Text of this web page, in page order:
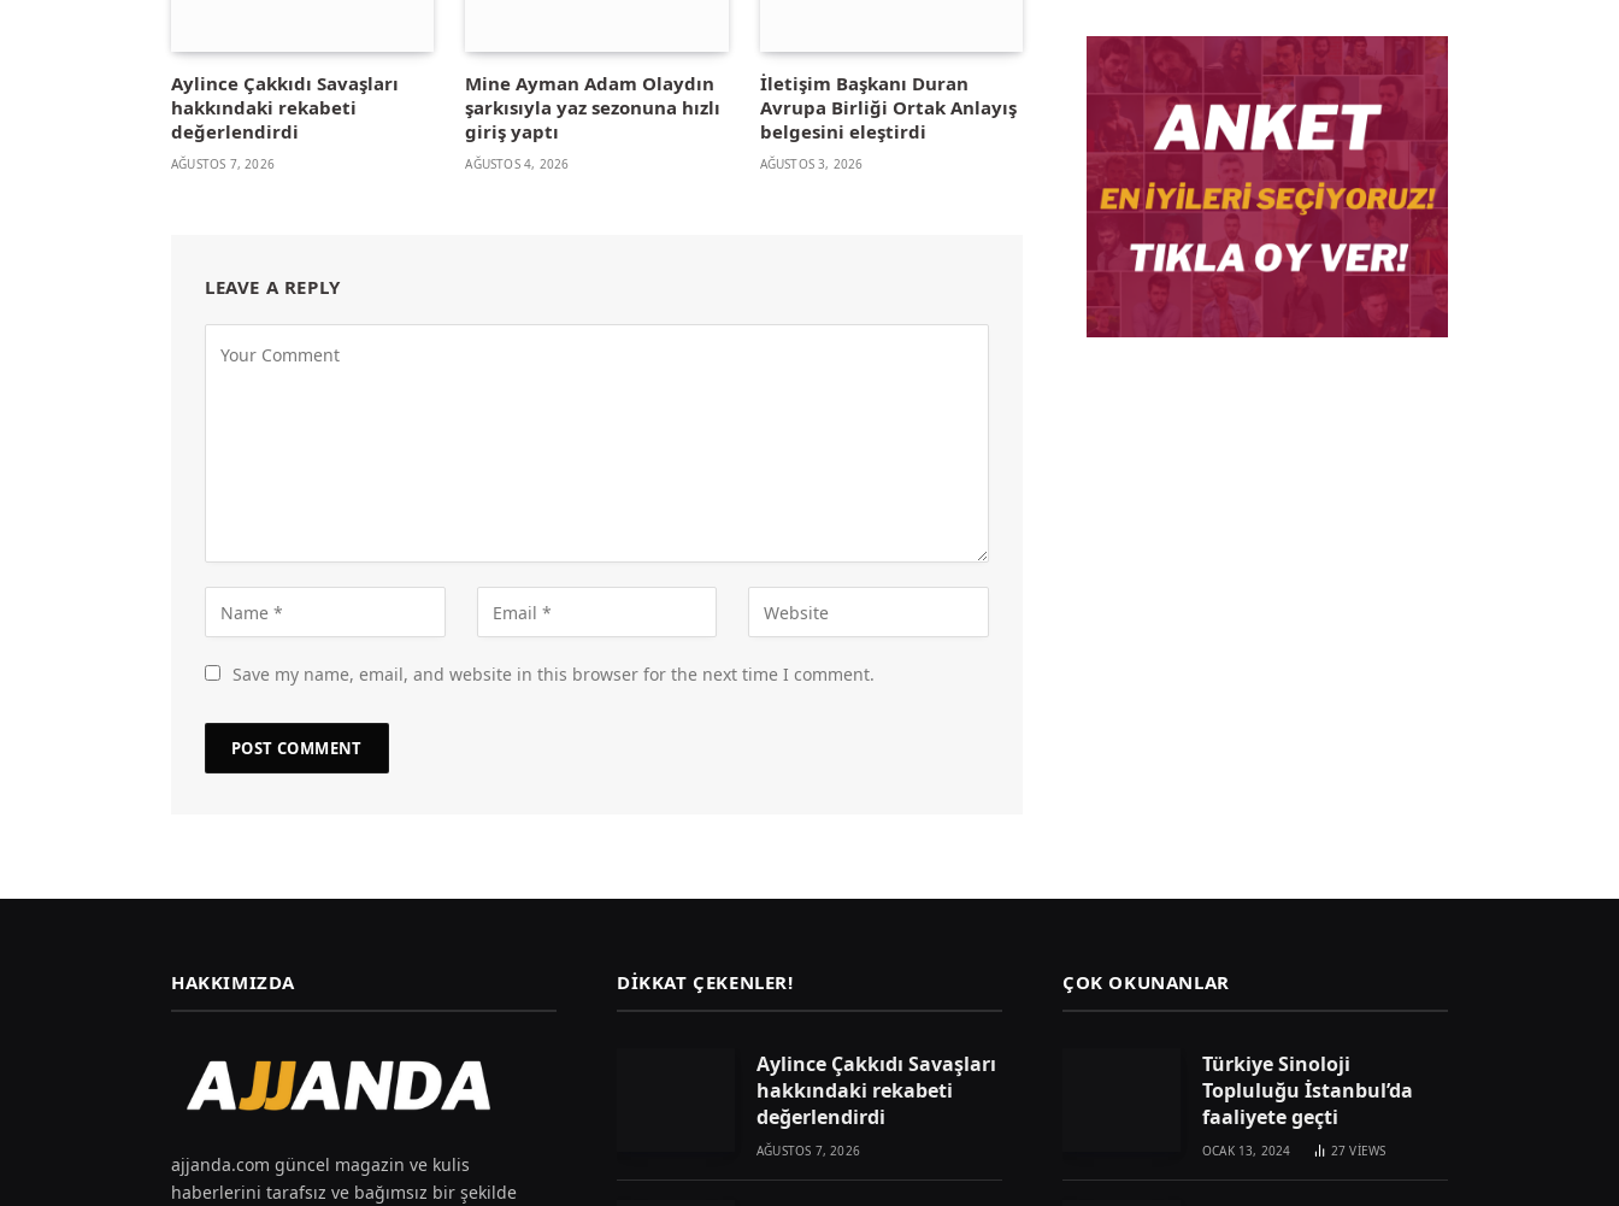
Aylince Çakkıdı Savaşları
hakkındaki rekabeti
değerlendirdi
AĞUSTOS 7, 2026
Mine Ayman Adam Olaydın
şarkısıyla yaz sezonuna hızlı
giriş yaptı
AĞUSTOS 4, 2026
İletişim Başkanı Duran
Avrupa Birliği Ortak Anlayış
belgesini eleştirdi
AĞUSTOS 3, 2026
LEAVE A REPLY
Save my name, email, and website in this browser for the next time I comment.
HAKKIMIZDA
ajjanda.com güncel magazin ve kulis
haberlerini tarafsız ve bağımsız bir şekilde
DIKKAT ÇEKENLER!
Aylince Çakkıdı Savaşları
hakkındaki rekabeti
değerlendirdi
AĞUSTOS 7, 2026
ÇOK OKUNANLAR
Türkiye Sinoloji
Topluluğu İstanbul’da
faaliyete geçti
OCAK 13, 2024 27VIEWS